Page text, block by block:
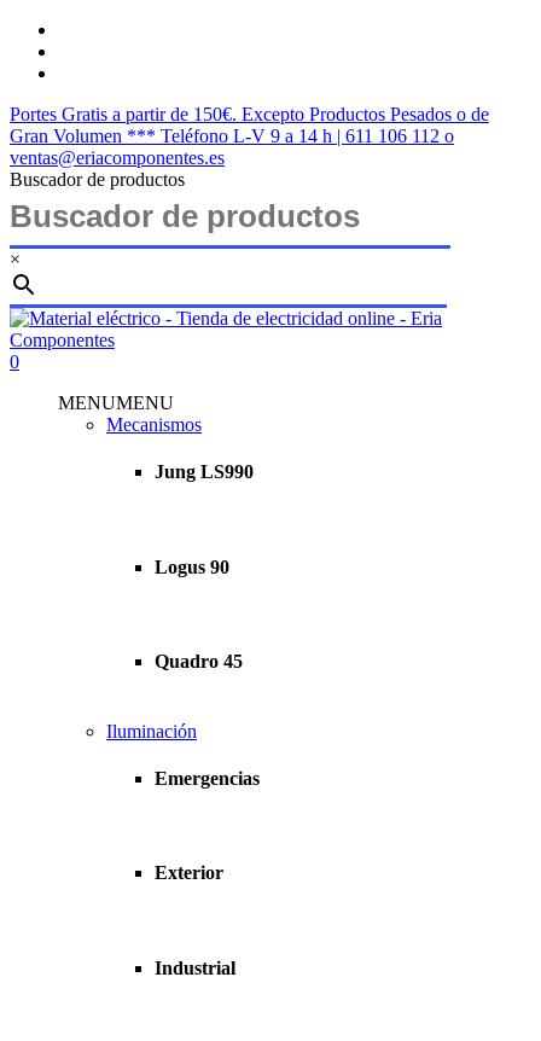
Saltar
contenido
Portes Gratis a partir de 150€. Excepto Productos Pesados o de
Gran Volumen *** Teléfono L-V 9 a 14 h | 611 106 112 o
ventas@eriacomponentes.es
Buscador de productos
×
Cerrar
búsqueda
buscar
account
0
MENUMENU
Mecanismos
Jung LS990
Logus 90
Quadro 45
Iluminación
Emergencias
Exterior
Industrial